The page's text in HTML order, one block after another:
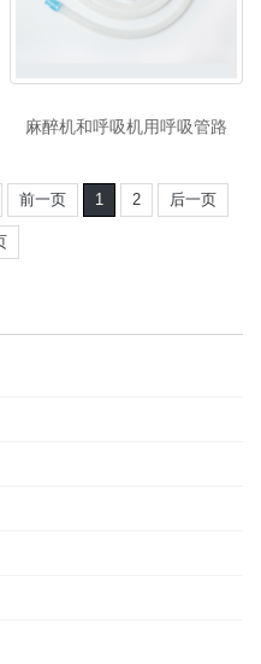
麻醉机和呼吸机用呼吸管路
前一页 1 2 后一页